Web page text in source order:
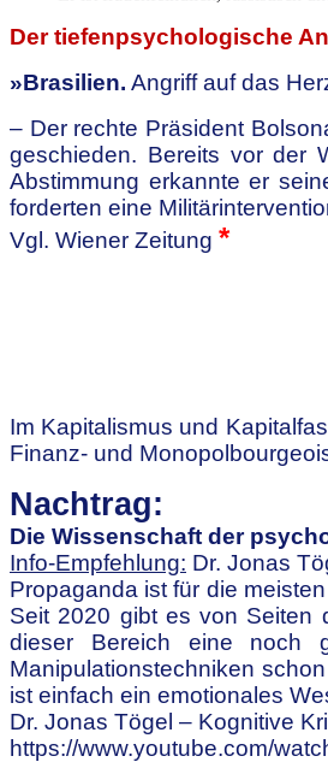
Der tiefenpsychologische
»Brasilien. Angriff auf das
– Der rechte Präsident
geschieden. Bereits vor der
Abstimmung erkannte er
forderten eine
Vgl. Wiener Zeitung *
Im Kapitalismus und
Finanz- und
Nachtrag:
Die Wissenschaft der
Info-Empfehlung: Dr. Jonas
Propaganda ist für die
Seit 2020 gibt es von Seiten
dieser Bereich eine noch
Manipulationstechniken
ist einfach ein emotionales
Dr. Jonas Tögel – Kognitive
https://www.youtube.com/